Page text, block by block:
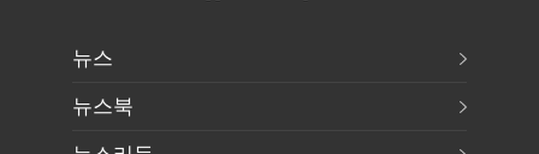
뉴스
뉴스북